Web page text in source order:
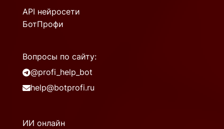
API нейросети
БотПрофи
Вопросы по сайту:
@profi_help_bot
help@botprofi.ru
ИИ онлайн